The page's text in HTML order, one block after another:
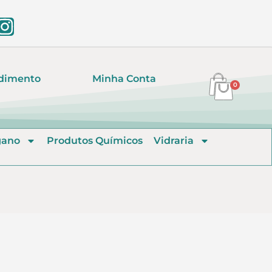
Minha Conta
0
Produtos Químicos
Vidraria